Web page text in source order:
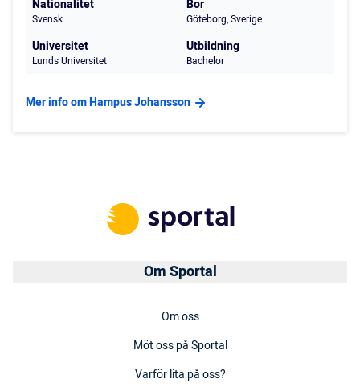
Nationalitet
Svensk
Bor
Göteborg, Sverige
Universitet
Lunds Universitet
Utbildning
Bachelor
Mer info om Hampus Johansson
Om Sportal
Om oss
Möt oss på Sportal
Varför lita på oss?